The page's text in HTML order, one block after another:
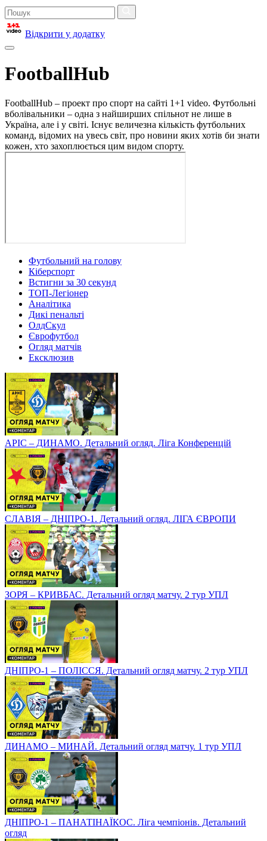
Відкрити у додатку
FootballHub
FootballHub – проект про спорт на сайті 1+1 video. Футбольні
вболівальники – одна з найширших спільнот не лише в
Україна, але і у світі. Існує величезна кількість футбольних
команд, відомих на увесь світ, про новини яких хотів би знати
кожен, хто захоплюється цим видом спорту.
Футбольний на голову
Кіберспорт
Встигни за 30 секунд
ТОП-Легіонер
Аналітика
Дикі пенальті
ОлдСкул
Єврофутбол
Огляд матчів
Ексклюзив
АРІС – ДИНАМО. Детальний огляд. Ліга Конференцій
СЛАВІЯ – ДНІПРО-1. Детальний огляд. ЛІГА ЄВРОПИ
ЗОРЯ – КРИВБАС. Детальний огляд матчу. 2 тур УПЛ
ДНІПРО-1 – ПОЛІССЯ. Детальний огляд матчу. 2 тур УПЛ
ДИНАМО – МИНАЙ. Детальний огляд матчу. 1 тур УПЛ
ДНІПРО-1 – ПАНАТІНАЇКОС. Ліга чемпіонів. Детальний
огляд